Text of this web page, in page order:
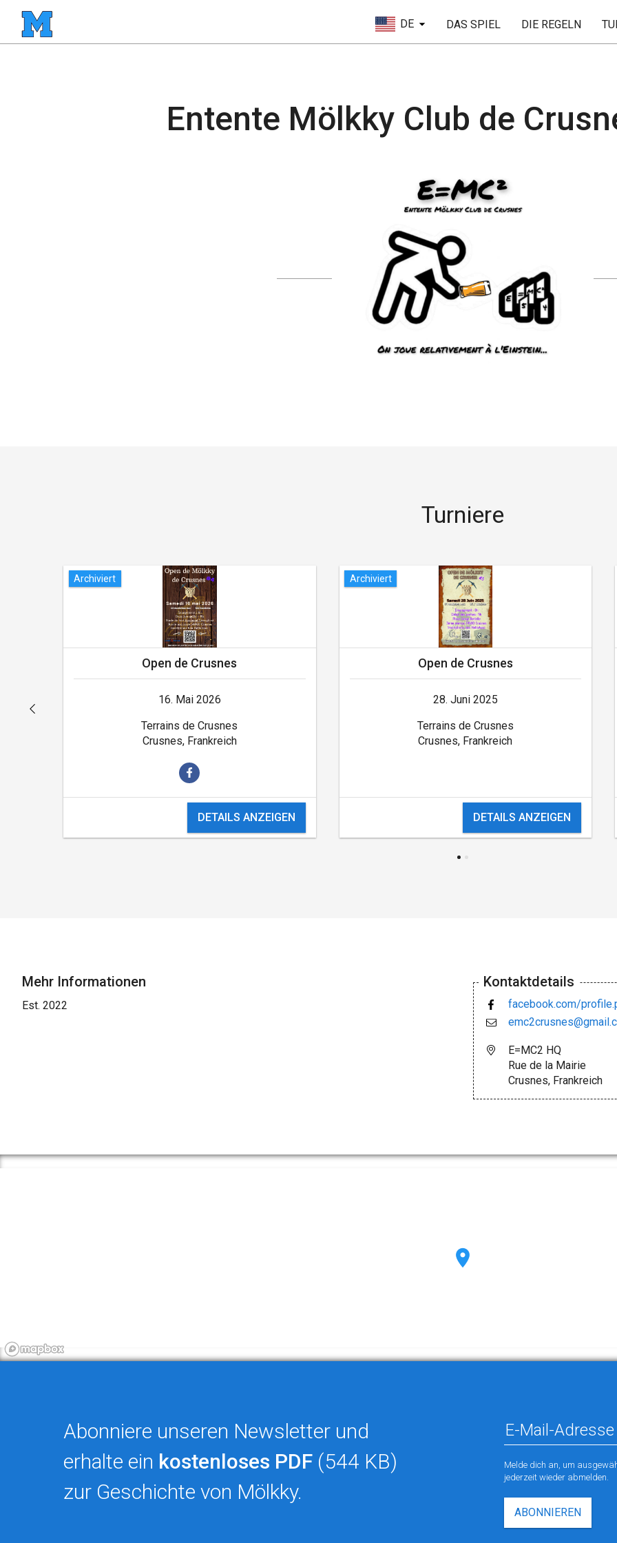
DE DAS SPIEL DIE REGELN
Entente Mölkky Club de
Turniere
Archiviert
Open de Crusnes
16. Mai 2026
Terrains de Crusnes
Crusnes, Frankreich
DETAILS ANZEIGEN
Archiviert
Open de Crusnes
28. Juni 2025
Terrains de Crusnes
Crusnes, Frankreich
DETAILS ANZEIGEN
Mehr Informationen
Est. 2022
Kontaktdetails
facebook.com/
E=MC2 HQ
Rue de la Mairie
Crusnes, Frankreich
Abonniere unseren Newsletter und
erhalte ein kostenloses PDF (544 KB)
zur Geschichte von Mölkky.
Melde dich an, um
jederzeit wieder abmelden.
ABONNIEREN